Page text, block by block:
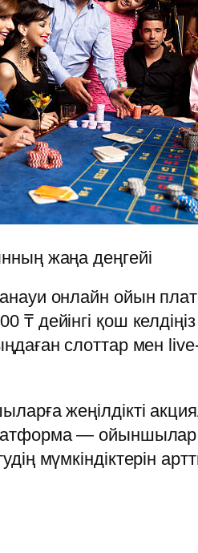
жаңа деңгейі
онлайн ойын
₸ дейінгі қош
слоттар мен
жеңілдікті
— ойыншылар
мүмкіндіктерін